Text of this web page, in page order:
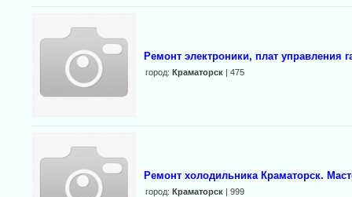
Ремонт электроники, плат управления
город: Краматорск| 475
Ремонт холодильника Краматорск.
город: Краматорск| 999